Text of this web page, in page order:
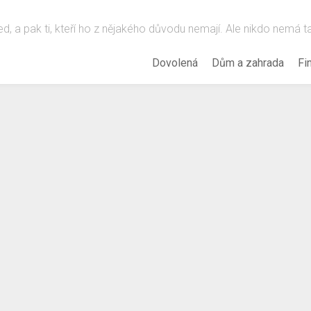
a pak ti, kteří ho z nějakého důvodu nemají. Ale nikdo
Dovolená Dům a zahrada